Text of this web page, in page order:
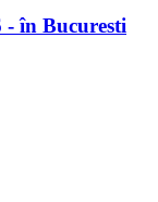
- în Bucuresti